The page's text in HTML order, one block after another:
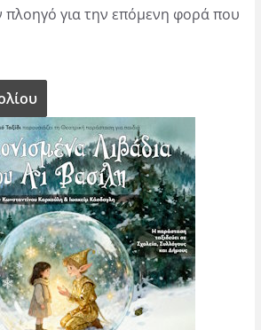
πλοηγό για την επόμενη φορά που